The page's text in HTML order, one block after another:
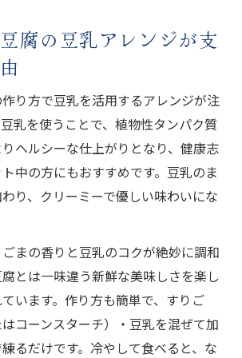
腐の豆乳アレンジが支
り方で豆乳を活用するアレンジが注
乳を使うことで、植物性タンパク質
ヘルシーな仕上がりとなり、健康志
中の方にもおすすめです。豆乳のま
り、クリーミーで優しい味わいにな
まの香りと豆乳のコクが絶妙に調和
とは一味違う新鮮な美味しさを楽し
います。作り方も簡単で、すりご
コーンスターチ）・豆乳を混ぜて加
るだけです。冷やして食べると、な